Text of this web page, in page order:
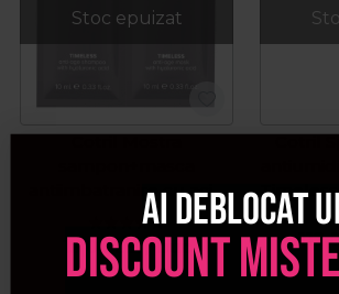
Stoc epuizat
Cotril Mostra
antiimbatranire cu acid
hialuronic Timeless
20ml
13,00LEI / buc
Cotril
Timeless
Ai deblocat
discount